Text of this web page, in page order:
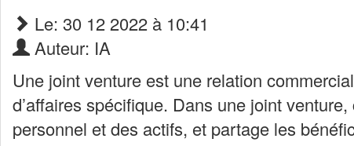
Le: 30 12 2022 à 10:41
Auteur: IA
Une joint venture est une relation
d’affaires spécifique. Dans une joint
personnel et des actifs, et partage les